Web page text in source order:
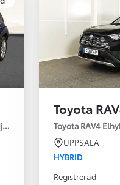
Drag JBL
Toyota
Toyota RAV4
UPPSALA
HYBRID
Registrerad